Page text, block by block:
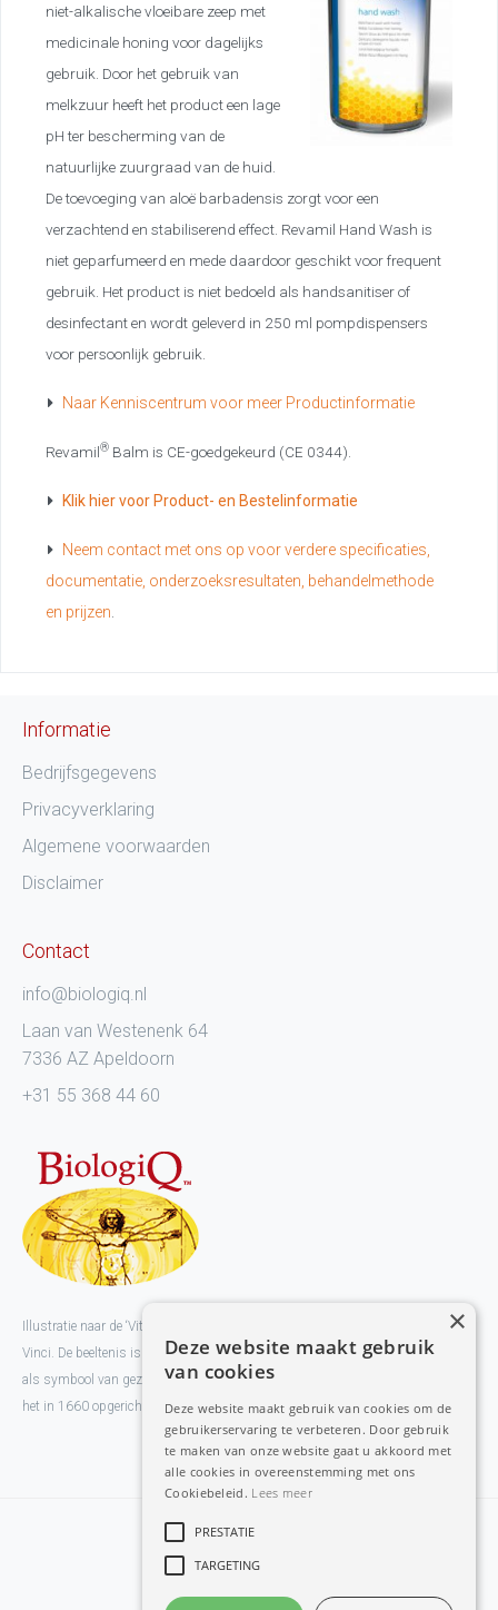
niet-alkalische vloeibare zeep met
medicinale honing voor dagelijks
gebruik. Door het gebruik van
melkzuur heeft het product een lage
pH ter bescherming van de
natuurlijke zuurgraad van de huid.
De toevoeging van aloë barbadensis zorgt voor een
verzachtend en stabiliserend effect. Revamil Hand Wash is
niet geparfumeerd en mede daardoor geschikt voor frequent
gebruik. Het product is niet bedoeld als handsanitiser of
desinfectant en wordt geleverd in 250 ml pompdispensers
voor persoonlijk gebruik.
Naar Kenniscentrum voor meer Productinformatie
Revamil® Balm is CE-goedgekeurd (CE 0344).
Klik hier voor Product- en Bestelinformatie
Neem contact met ons op voor verdere specificaties,
documentatie, onderzoeksresultaten, behandelmethode
en prijzen
Informatie
Bedrijfsgegevens
Privacyverklaring
Algemene voorwaarden
Disclaimer
Contact
info@biologiq.nl
Laan van Westenenk 64
7336 AZ Apeldoorn
+31 55 368 44 60
Illustratie naar de ‘Vitruviusman’ van kunstenaar en vernieuwer Leonardo da
Vinci. De beeltenis is gebaseerd op het pentagram dat Pythagoras gebruikte
als symbool van gezondheid. Het pentagram was eveneens het Gildeteken van
het in 1660 opgerichte Gilde van Goudse chirurgijns.
Home
Congressen
European Partners
Deze website maakt gebruik
van cookies
Deze website maakt gebruik van cookies om de
gebruikerservaring te verbeteren. Door gebruik
te maken van onze website gaat u akkoord met
alle cookies in overeenstemming met ons
Cookiebeleid. Lees meer
PRESTATIE
TARGETING
×